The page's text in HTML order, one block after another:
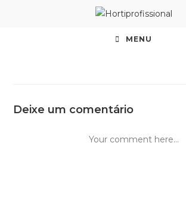
MENU
Deixe um comentário